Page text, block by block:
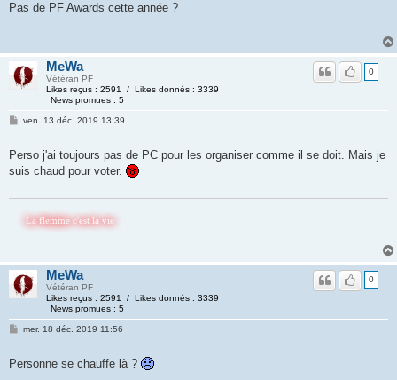
Pas de PF Awards cette année ?
MeWa
Vétéran PF
Likes reçus : 2591 / Likes donnés : 3339
News promues : 5
0
ven. 13 déc. 2019 13:39
Perso j'ai toujours pas de PC pour les organiser comme il se doit. Mais je
suis chaud pour voter.
flemme c'est la vie
MeWa
Vétéran PF
Likes reçus : 2591 / Likes donnés : 3339
News promues : 5
0
mer. 18 déc. 2019 11:56
Personne se chauffe là ?